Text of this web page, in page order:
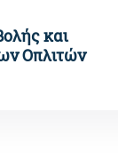
και
Οπλιτών